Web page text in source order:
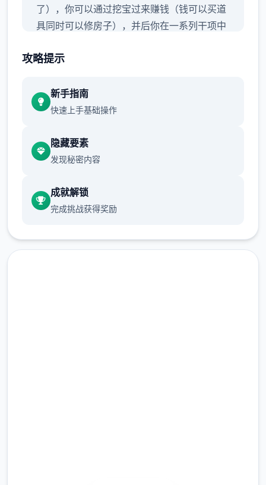
了），你可以通过挖宝过来赚钱（钱可以买道
具同时可以修房子），并后你在一系列干项中
度，也不断接近游戏名字纳迪亚之宝
攻略提示
新手指南
快速上手基础操作
隐藏要素
发现秘密内容
成就解锁
完成挑战获得奖励